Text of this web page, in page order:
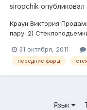
siropchik опубликовал
Краун Виктория
пару. 2)
31 октября, 2011
передние фары
Язык